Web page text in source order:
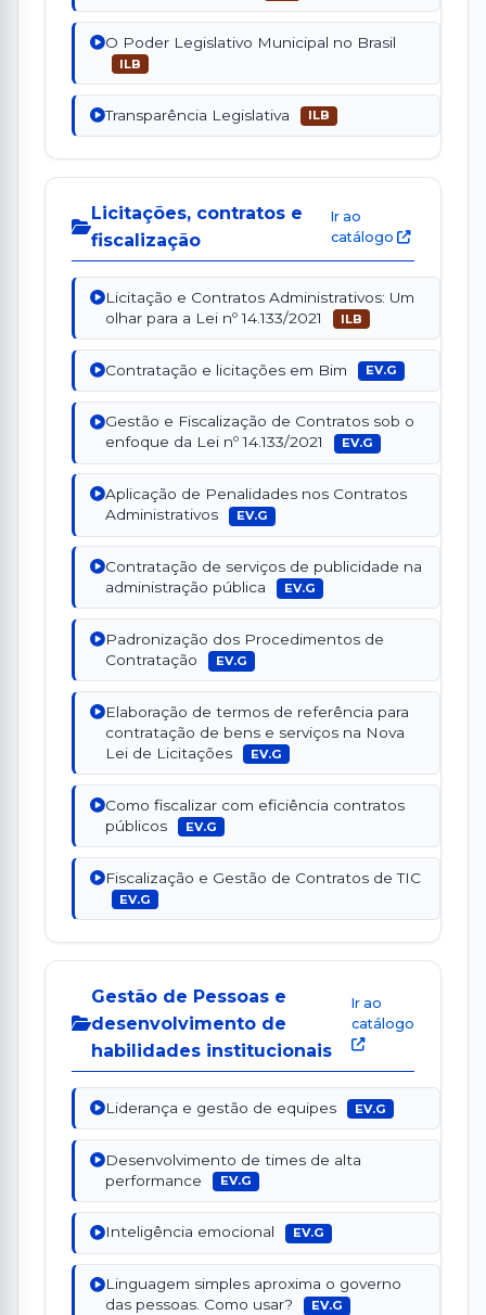
O Poder Legislativo Municipal no Brasil
ILB
Transparência Legislativa ILB
Licitações, contratos e
fiscalização
Ir ao
catálogo
Licitação e Contratos Administrativos: Um
olhar para a Lei nº 14.133/2021
ILB
Contratação e licitações em Bim EV.G
Gestão e Fiscalização de Contratos sob o
enfoque da Lei nº 14.133/2021
EV.G
Aplicação de Penalidades nos Contratos
Administrativos
EV.G
Contratação de serviços de publicidade na
administração pública
EV.G
Padronização dos Procedimentos de
Contratação
EV.G
Elaboração de termos de referência para
contratação de bens e serviços na Nova
Lei de Licitações
EV.G
Como fiscalizar com eficiência contratos
públicos
EV.G
Fiscalização e Gestão de Contratos de TIC
EV.G
Gestão de Pessoas e
desenvolvimento de
habilidades institucionais
Ir ao
catálogo
Liderança e gestão de equipes EV.G
Desenvolvimento de times de alta
performance
EV.G
Inteligência emocional EV.G
Linguagem simples aproxima o governo
das pessoas. Como usar?
EV.G